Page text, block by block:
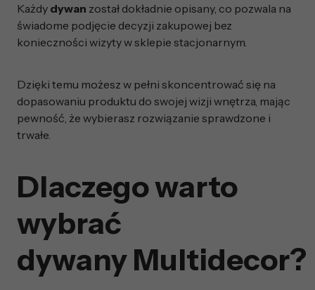
Każdy dywan został dokładnie opisany, co pozwala na
świadome podjęcie decyzji zakupowej bez
konieczności wizyty w sklepie stacjonarnym.
Dzięki temu możesz w pełni skoncentrować się na
dopasowaniu produktu do swojej wizji wnętrza, mając
pewność, że wybierasz rozwiązanie sprawdzone i
trwałe.
Dlaczego warto
wybrać
dywany Multidecor?